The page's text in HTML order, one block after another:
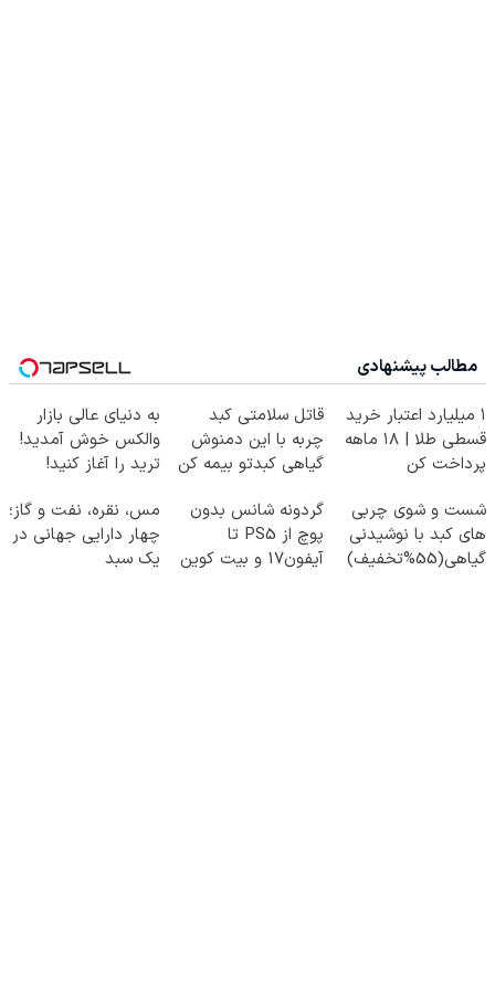
مطالب پیشنهادی
۱ میلیارد اعتبار خرید
قسطی طلا | ۱۸ ماهه
پرداخت کن
قاتل سلامتی کبد
چربه با این دمنوش
گیاهی کبدتو بیمه کن
به دنیای عالی بازار
والکس خوش آمدید!
ترید را آغاز کنید!
شست و شوی چربی
های کبد با نوشیدنی
گیاهی(55%تخفیف)
گردونه شانس بدون
پوچ از PS5 تا
آیفون17 و بیت کوین
مس، نقره، نفت و گاز؛
چهار دارایی جهانی در
یک سبد